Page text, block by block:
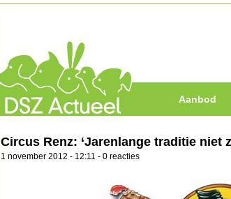
Aanbod
Circus Renz: ‘Jarenlange traditie niet
1 november 2012 - 12:11 - 0 reacties